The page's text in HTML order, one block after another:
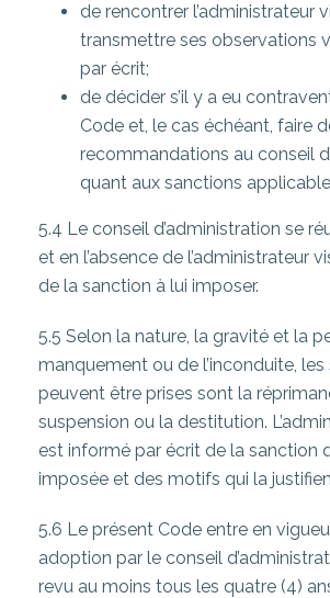
de rencontrer l’administrateur
transmettre ses observations
par écrit;
de décider s’il y a eu
Code et, le cas échéant, faire
recommandations au conseil
quant aux sanctions
5.4 Le conseil d’administration se
et en l’absence de l’administrateur
de la sanction à lui imposer.
5.5 Selon la nature, la gravité et la
manquement ou de l’inconduite,
peuvent être prises sont la
suspension ou la destitution.
est informé par écrit de la sanction
imposée et des motifs qui la
5.6 Le présent Code entre en
adoption par le conseil
revu au moins tous les quatre (4)